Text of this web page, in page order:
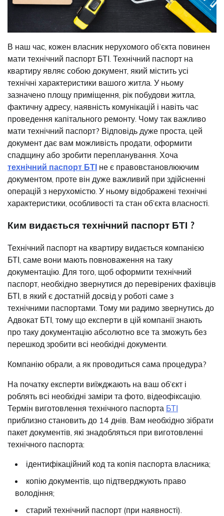
В наш час, кожен власник нерухомого об’єкта повинен
мати технічний паспорт БТІ. Технічний паспорт на
квартиру являє собою документ, який містить усі
технічні характеристики вашого житла. У ньому
зазначено площу приміщення, рік побудови житла,
фактичну адресу, наявність комунікацій і навіть час
проведення капітального ремонту. Чому так важливо
мати технічний паспорт? Відповідь дуже проста, цей
документ дає вам можливість продати, оформити
спадщину або зробити перепланування. Хоча
технічний паспорт БТІ не є правовстановлюючим
документом, проте він дуже важливий при здійсненні
операцій з нерухомістю. У ньому відображені технічні
характеристики, особливості та стан об’єкта власності.
Ким видається технічний паспорт БТІ ?
Технічний паспорт на квартиру видається компанією
БТІ, саме вони мають повноваження на таку
документацію. Для того, щоб оформити технічний
паспорт, необхідно звернутися до перевірених фахівців
БТІ, в який є достатній досвід у роботі саме з
технічними паспортами. Тому ми радимо звернутись до
Адвокат БТІ, тому що експерти в цій компанії знають
про таку документацію абсолютно все та зможуть без
перешкод зробити всі необхідні документи.
Компанію обрали, а як проводиться сама процедура?
На початку експерти виїжджають на ваш об’єкт і
роблять всі необхідні заміри та фото, відеофіксацію.
Термін виготовлення технічного паспорта БТІ
приблизно становить до 14 днів. Вам необхідно зібрати
пакет документів, які знадобляться при виготовленні
технічного паспорта:
ідентифікаційний код та копія паспорта власника;
копію документів, що підтверджують право
володіння;
старий технічний паспорт (при наявності).